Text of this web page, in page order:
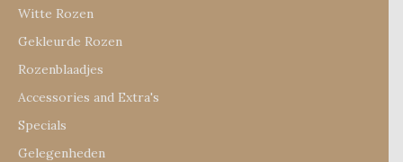
Witte Rozen
Gekleurde Rozen
Rozenblaadjes
Accessories and Extra's
Specials
Gelegenheden